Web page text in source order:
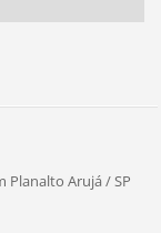
Planalto Arujá / SP